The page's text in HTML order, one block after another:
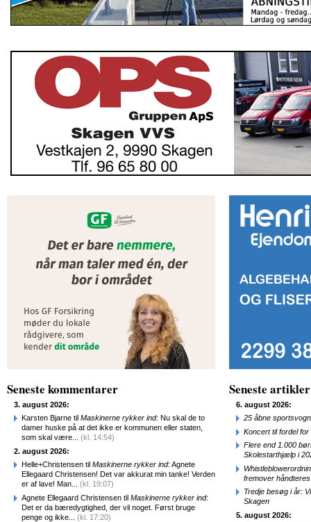
Seneste kommentarer
3. august 2026:
Karsten Bjarne til Maskinerne rykker ind: Nu skal de to
damer huske på at det ikke er kommunen eller staten,
som skal være... (kl. 14:54)
2. august 2026:
Helle+Christensen til Maskinerne rykker ind: Agnete
Ellegaard Christensen! Det var akkurat min tanke! Verden
er af lave! Man... (kl. 19:07)
Agnete Ellegaard Christensen til Maskinerne rykker ind:
Det er da bæredygtighed, der vil noget. Først bruge
penge og ikke... (kl. 17:20)
Seneste artikler
6. august 2026:
25 åbne
Koncert til fordel
Flere end 1.000
Skolestarthjælp i
fremover
Tredje besøg i år:
Skagen
5. august 2026: